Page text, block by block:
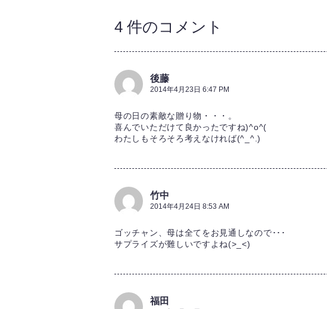
4 件のコメント
後藤
2014年4月23日 6:47 PM
母の日の素敵な贈り物・・・。
喜んでいただけて良かったですね)^o^(
わたしもそろそろ考えなければ(^_^.)
竹中
2014年4月24日 8:53 AM
ゴッチャン、母は全てをお見通しなので･･･
サプライズが難しいですよね(>_<)
福田